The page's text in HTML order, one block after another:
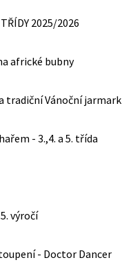
2025/2026
africké bubny
tradiční Vánoční jarmark
- 3.,4. a 5. třída
výročí
- Doctor Dancer